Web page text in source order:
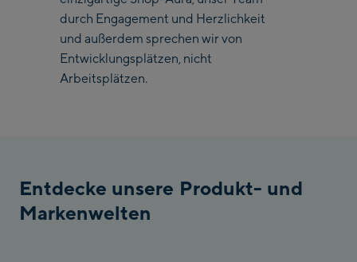
Center
Viehhofen Talstation
/Valley station
Salzburg:
Mayrhofen Zentrum
Penkenbahn Talstation
durch Engagement und Herzlichkeit
und außerdem sprechen wir von
Entwicklungsplätzen, nicht
Arbeitsplätzen.
Entdecke unsere Produkt- und
Markenwelten